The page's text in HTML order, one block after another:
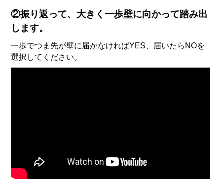
②振り返って、大きく一歩壁に向かって踏み出
します。
一歩でつま先が壁に届かなければYES、届いたらNOを
選択してください。